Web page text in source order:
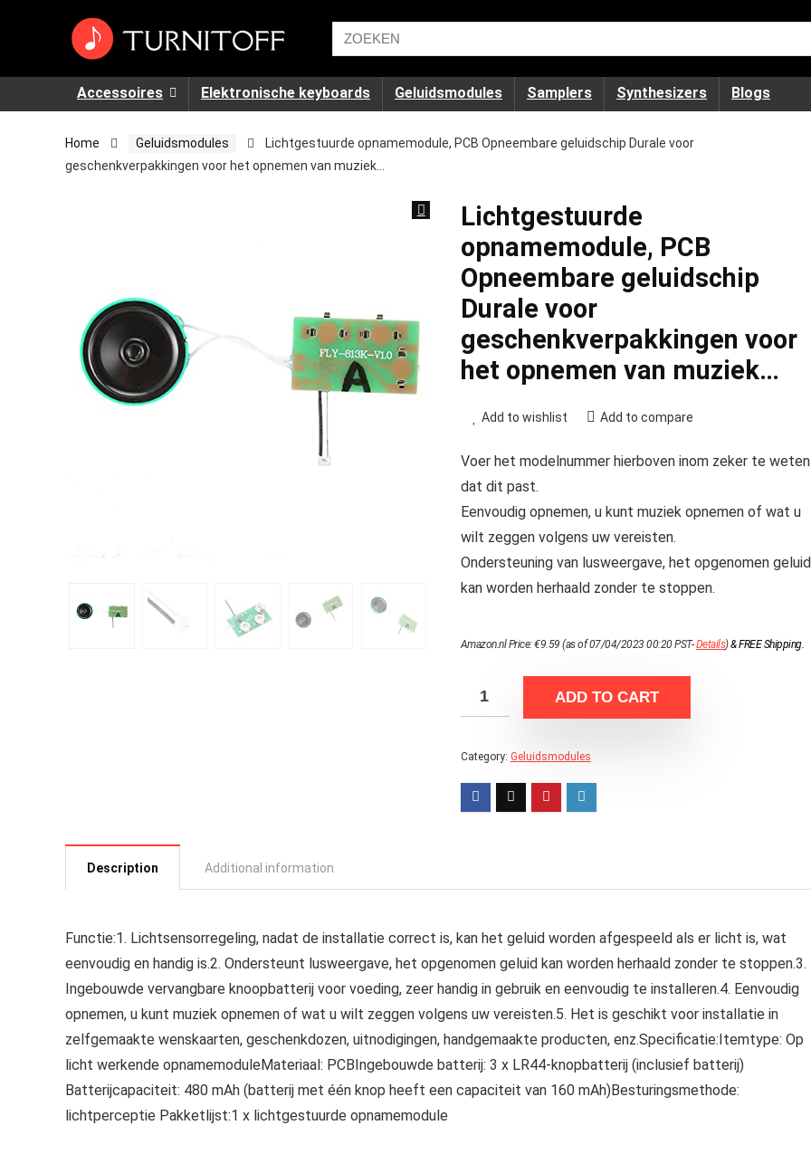
Accessoires Elektronische keyboards Geluidsmodules Samplers Synthesizers Blogs
Home Geluidsmodules
Lichtgestuurde opnamemodule, PCB Opneembare geluidschip Durale voor
geschenkverpakkingen voor het opnemen van muziek…
Lichtgestuurde
opnamemodule, PCB
Opneembare geluidschip
Durale voor
geschenkverpakkingen voor
het opnemen van muziek…
Add to wishlist Add to compare
Voer het modelnummer hierboven inom zeker te weten
dat dit past.
Eenvoudig opnemen, u kunt muziek opnemen of wat u
wilt zeggen volgens uw vereisten.
Ondersteuning van lusweergave, het opgenomen geluid
kan worden herhaald zonder te stoppen.
Amazon.nl Price:€9.59 (as of 07/04/2023 00:20 PST-Details)&FREE Shipping.
ADD TO CART
Category: Geluidsmodules
Description Additional information
Functie:1. Lichtsensorregeling, nadat de installatie correct is, kan het geluid worden afgespeeld als er licht is, wat
eenvoudig en handig is.2. Ondersteunt lusweergave, het opgenomen geluid kan worden herhaald zonder te stoppen.3.
Ingebouwde vervangbare knoopbatterij voor voeding, zeer handig in gebruik en eenvoudig te installeren.4. Eenvoudig
opnemen, u kunt muziek opnemen of wat u wilt zeggen volgens uw vereisten.5. Het is geschikt voor installatie in
zelfgemaakte wenskaarten, geschenkdozen, uitnodigingen, handgemaakte producten, enz.Specificatie:Itemtype: Op
licht werkende opnamemoduleMateriaal: PCBIngebouwde batterij: 3 x LR44-knopbatterij (inclusief batterij)
Batterijcapaciteit: 480 mAh (batterij met één knop heeft een capaciteit van 160 mAh)Besturingsmethode:
lichtperceptie Pakketlijst:1 x lichtgestuurde opnamemodule